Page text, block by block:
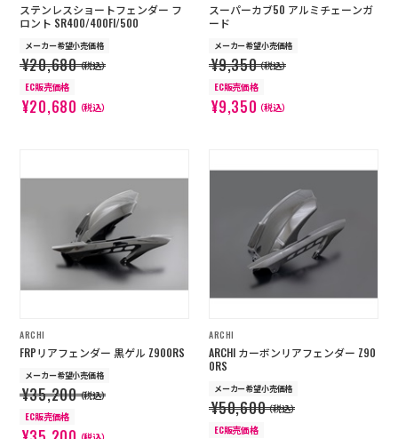
ステンレスショートフェンダー フ
ロント SR400/400FI/500
メーカー希望小売価格
¥20,680（税込）
EC販売価格
¥20,680（税込）
スーパーカブ50 アルミチェーンガ
ード
メーカー希望小売価格
¥9,350（税込）
EC販売価格
¥9,350（税込）
ARCHI
FRPリアフェンダー 黒ゲル Z900RS
メーカー希望小売価格
¥35,200（税込）
EC販売価格
ARCHI
ARCHI カーボンリアフェンダー Z90
0RS
メーカー希望小売価格
¥50,600（税込）
EC販売価格